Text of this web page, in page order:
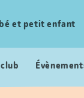
et petit enfant